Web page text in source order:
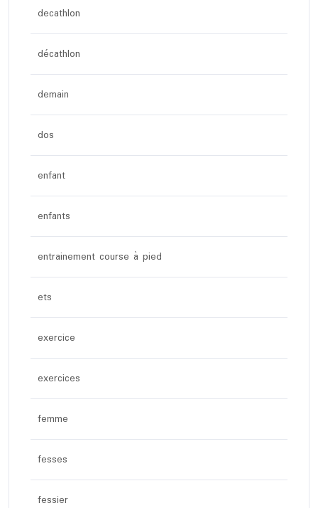
decathlon
décathlon
demain
dos
enfant
enfants
entrainement course à pied
ets
exercice
exercices
femme
fesses
fessier